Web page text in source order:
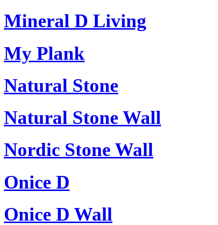
Mineral D Living
My Plank
Natural Stone
Natural Stone Wall
Nordic Stone Wall
Onice D
Onice D Wall